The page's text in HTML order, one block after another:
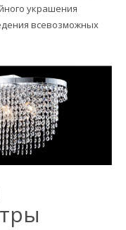
украшения
всевозможных